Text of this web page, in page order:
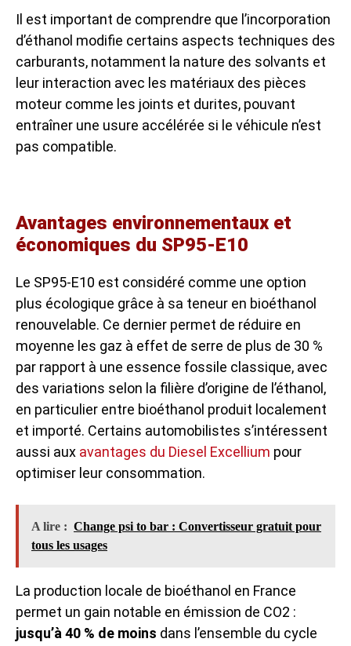
Il est important de comprendre que l’incorporation
d’éthanol modifie certains aspects techniques des
carburants, notamment la nature des solvants et
leur interaction avec les matériaux des pièces
moteur comme les joints et durites, pouvant
entraîner une usure accélérée si le véhicule n’est
pas compatible.
Avantages environnementaux et
économiques du SP95-E10
Le SP95-E10 est considéré comme une option
plus écologique grâce à sa teneur en bioéthanol
renouvelable. Ce dernier permet de réduire en
moyenne les gaz à effet de serre de plus de 30 %
par rapport à une essence fossile classique, avec
des variations selon la filière d’origine de l’éthanol,
en particulier entre bioéthanol produit localement
et importé. Certains automobilistes s’intéressent
aussi aux avantages du Diesel Excellium pour
optimiser leur consommation.
A lire : Change psi to bar : Convertisseur gratuit pour
tous les usages
La production locale de bioéthanol en France
permet un gain notable en émission de CO2 :
jusqu’à 40 % de moins dans l’ensemble du cycle